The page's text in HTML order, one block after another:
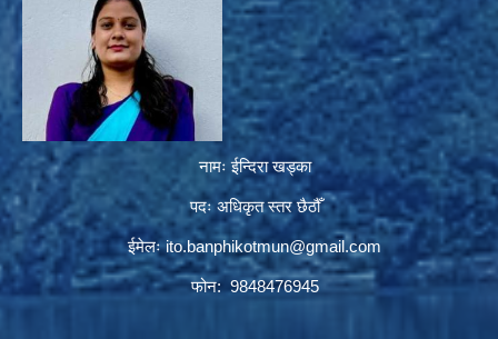
नामः ईन्दिरा खड्का
पदः अधिकृत स्तर छैठौँ
ईमेलःito.banphikotmun@gmail.com
फोन: 9848476945